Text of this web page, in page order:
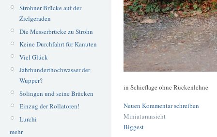
Strohner Brücke auf der
Zielgeraden
Die Messerbrücke zu Strohn
Keine Durchfahrt für Kanuten
Viel Glück
Jahrhunderthochwasser der
Wupper?
Solingen und seine Brücken
Einzug der Rollatoren!
Lurchi
mehr
in Schieflage ohne Rückenlehne
Neuen Kommentar schreiben
Miniaturansicht
Biggest